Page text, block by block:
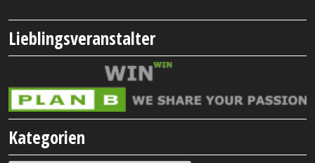
Lieblingsveranstalter
Kategorien